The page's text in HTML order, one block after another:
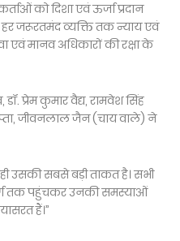
को दिशा एवं ऊर्जा प्रदान
हर जरूरतमंद व्यक्ति तक न्याय एवं
एवं मानव अधिकारों की रक्षा के
प्रेम कुमार वैद्य, रामवेश सिंह
जीवनलाल जैन (चाय वाले) ने
उसकी सबसे बड़ी ताकत है। सभी
तक पहुंचकर उनकी समस्याओं
हैं।”